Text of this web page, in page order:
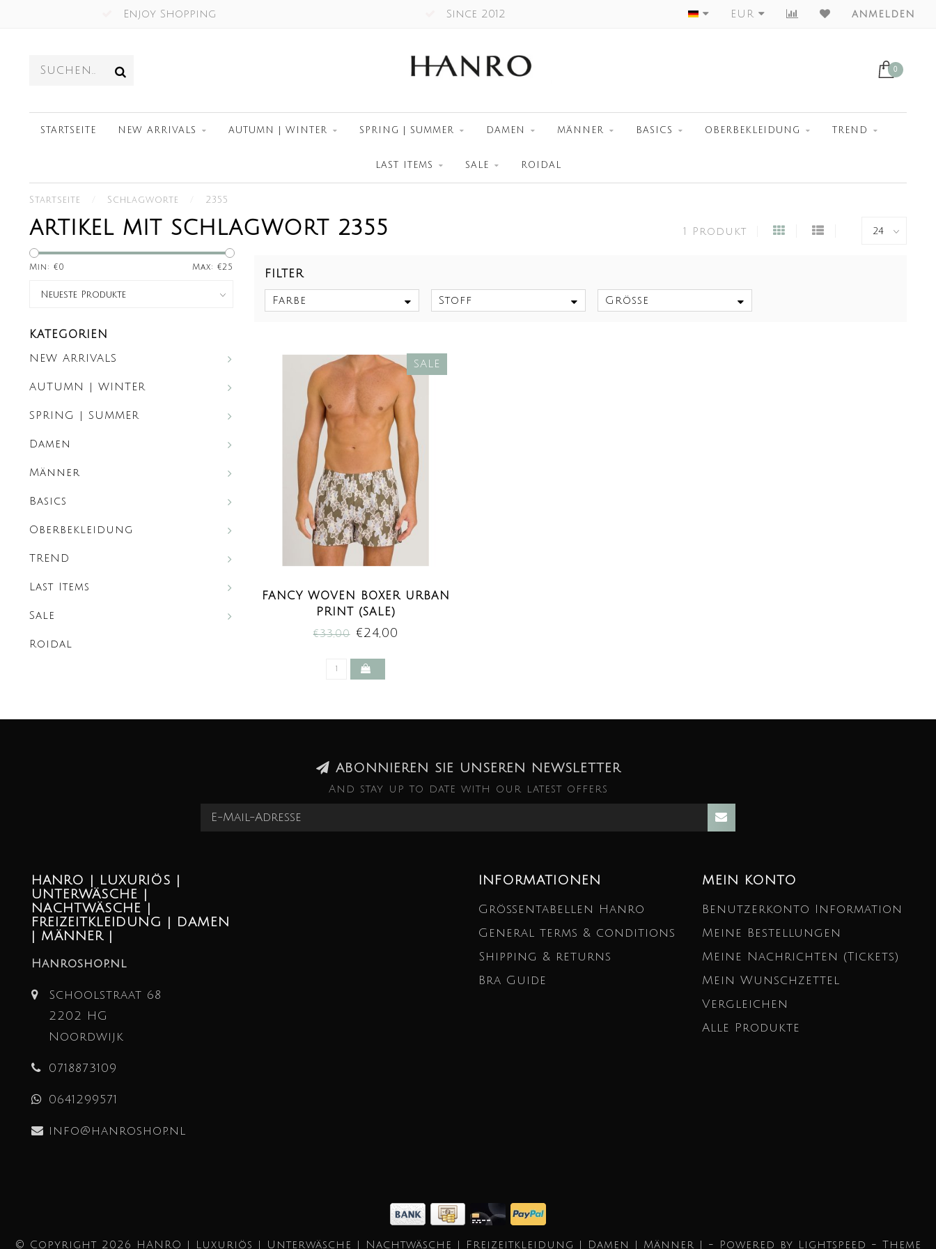
Enjoy Shopping Since 2012 Worldwide Shipment
EUR anmelden
0
STARTSEITE NEW ARRIVALS AUTUMN | WINTER SPRING | SUMMER DAMEN MÄNNER BASICS OBERBEKLEIDUNG TREND
LAST ITEMS SALE ROIDAL
Startseite Schlagworte 2355
ARTIKEL MIT SCHLAGWORT 2355 1 Produkt
Min: €0 Max: €25
KATEGORIEN
NEW ARRIVALS
AUTUMN | WINTER
SPRING | SUMMER
Damen
Männer
Basics
Oberbekleidung
TREND
Last Items
Sale
Roidal
FILTER
Farbe Stoff Größe
SALE
FANCY WOVEN BOXER URBAN
PRINT (SALE)
€33,00€24,00
ABONNIEREN SIE UNSEREN NEWSLETTER
And stay up to date with our latest offers
HANRO | LUXURIÖS |
UNTERWÄSCHE |
NACHTWÄSCHE |
FREIZEITKLEIDUNG | DAMEN
| MÄNNER |
Hanroshop.nl
Schoolstraat 68
2202 HG
Noordwijk
0718873109
0641299571
info@hanroshop.nl
INFORMATIONEN
Größentabellen Hanro
General terms & conditions
Shipping & returns
Bra Guide
MEIN KONTO
Benutzerkonto Information
Meine Bestellungen
Meine Nachrichten (Tickets)
Mein Wunschzettel
Vergleichen
Alle Produkte
© Copyright 2026 HANRO | Luxuriös | Unterwäsche | Nachtwäsche | Freizeitkleidung | Damen | Männer | - Powered by Lightspeed - Theme